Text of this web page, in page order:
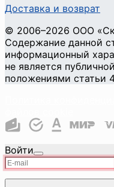
Доставка и возврат
© 2006–2026 ООО
Содержание данной
информационный
не является
положениями статьи
Войти